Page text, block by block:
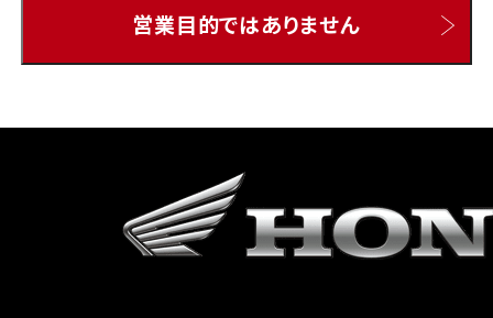
営業目的ではありません
ホンダドリーム 狭山
ホンダドリーム 東浦和